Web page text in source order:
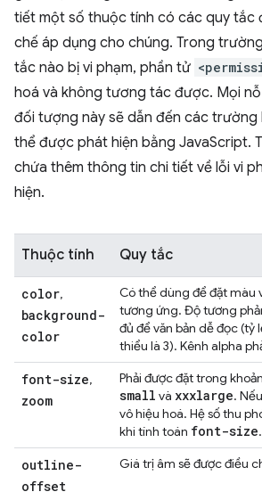
tiết một số thuộc tính có các quy tắc
chế áp dụng cho chúng. Trong
tắc nào bị vi phạm, phần tử
hoá và không tương tác được. Mọi
đối tượng này sẽ dẫn đến các trường
thể được phát hiện bằng JavaScript.
chứa thêm thông tin chi tiết về lỗi vi
hiện.
Thuộc tính Quy tắc
color,
background-
color
Có thể dùng để đặt màu
tương ứng. Độ tương
đủ để văn bản dễ đọc (tỷ
thiểu là 3). Kênh alpha
font-size,
zoom
Phải được đặt trong
small và xxxlarge.
vô hiệu hoá. Hệ số thu
khi tính toán font-size.
outline-
offset
Giá trị âm sẽ được điều